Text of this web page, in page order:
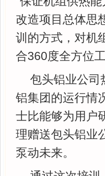
改造项目总体思
训的方式，对机
合360度全方位
包头铝业公司
铝集团的运行情
士比能够为用户
理赠送包头铝业
泵动未来。